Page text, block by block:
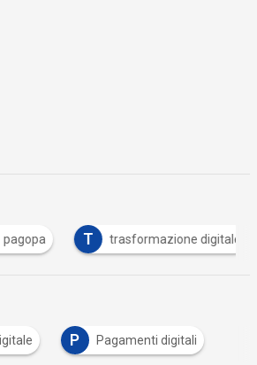
T trasformazione digitale
P Pagamenti digitali